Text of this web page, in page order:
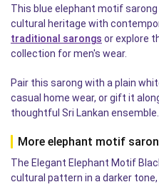
This blue elephant motif
cultural heritage with
traditional sarongs or explore
collection for men's wear.
Pair this sarong with a plain
casual home wear, or gift it
thoughtful Sri Lankan ensemble.
More elephant motif
The Elegant Elephant Motif
cultural pattern in a darker